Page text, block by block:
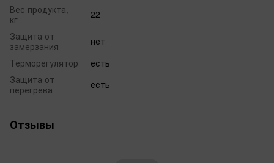
Вес продукта,
кг
22
Защита от
замерзания
нет
Терморегулятор
есть
Защита от
перегрева
есть
Отзывы